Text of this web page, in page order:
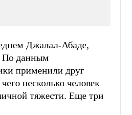
Джалал-Абаде,
По данным
применили друг
несколько человек
тяжести. Еще три